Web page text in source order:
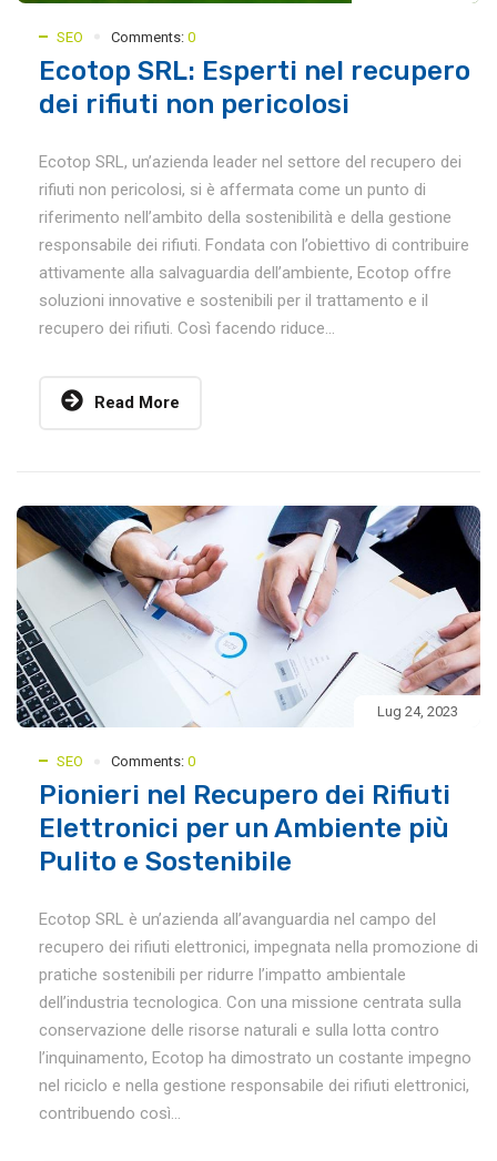
SEO Comments: 0
Ecotop SRL: Esperti nel recupero
dei rifiuti non pericolosi
Ecotop SRL, un’azienda leader nel settore del recupero dei
rifiuti non pericolosi, si è affermata come un punto di
riferimento nell’ambito della sostenibilità e della gestione
responsabile dei rifiuti. Fondata con l’obiettivo di contribuire
attivamente alla salvaguardia dell’ambiente, Ecotop offre
soluzioni innovative e sostenibili per il trattamento e il
recupero dei rifiuti. Così facendo riduce...
Read More
Lug 24, 2023
SEO Comments: 0
Pionieri nel Recupero dei Rifiuti
Elettronici per un Ambiente più
Pulito e Sostenibile
Ecotop SRL è un’azienda all’avanguardia nel campo del
recupero dei rifiuti elettronici, impegnata nella promozione di
pratiche sostenibili per ridurre l’impatto ambientale
dell’industria tecnologica. Con una missione centrata sulla
conservazione delle risorse naturali e sulla lotta contro
l’inquinamento, Ecotop ha dimostrato un costante impegno
nel riciclo e nella gestione responsabile dei rifiuti elettronici,
contribuendo così...